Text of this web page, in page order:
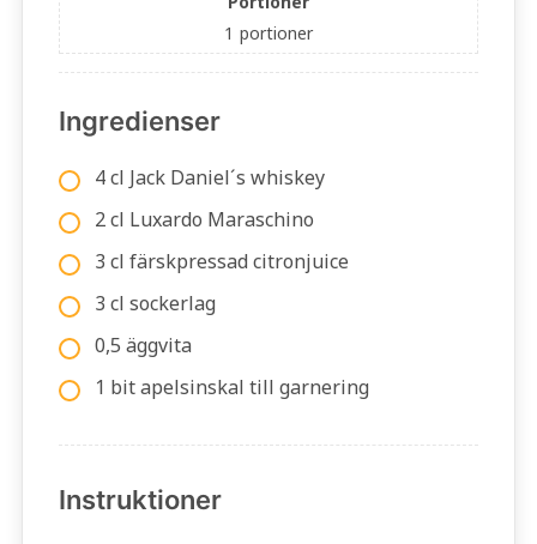
1 portioner
Ingredienser
4 cl Jack Daniel´s whiskey
2 cl Luxardo Maraschino
3 cl färskpressad citronjuice
3 cl sockerlag
0,5 äggvita
1 bit apelsinskal till garnering
Instruktioner